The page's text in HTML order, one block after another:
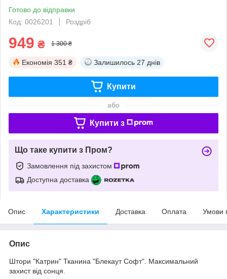
Готово до відправки
Код: 0026201
Роздріб
949 ₴ 1 300 ₴
Економія 351 ₴ Залишилось 27 днів
Купити
або
Купити з
Що таке купити з Пром?
Замовлення під захистом
Доступна доставка
Опис Характеристики Доставка Оплата Умови
Опис
Штори "Катрин" Тканина "Блекаут Софт". Максимальний
захист від сонця.